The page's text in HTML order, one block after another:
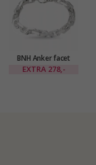
BNH Anker facet
armband aus Silber
EXTRA 278,-